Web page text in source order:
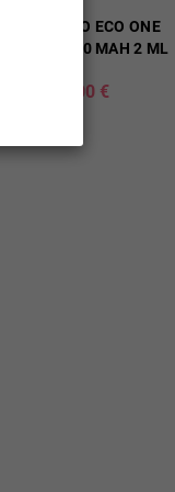
VAPORESSO ECO ONE
PRO KIT 1400 MAH 2 ML
23,00 €